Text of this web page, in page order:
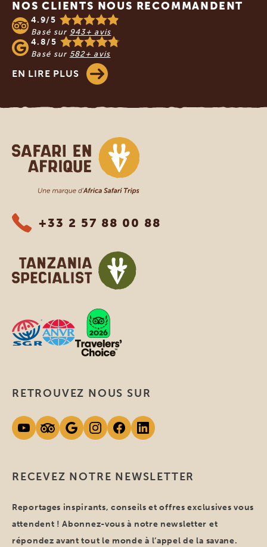
NOS CLIENTS NOUS RECOMMANDENT
4.9/5
Basé sur 943+ avis
4.8/5
Basé sur 582+ avis
EN LIRE PLUS
Safari en Afrique
+33 2 57 88 00 88
RECEVEZ NOTRE NEWSLETTER
Reportages inspirants, conseils et offres exclusives vous
attendent ! Abonnez-vous à notre newsletter et
répondez avant tout le monde à l’appel de la savane.
RETROUVEZ NOUS SUR